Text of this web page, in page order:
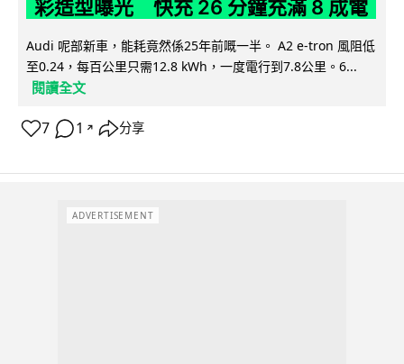
彩造型曝光 快充 26 分鐘充滿 8 成電
Audi 呢部新車，能耗竟然係25年前嘅一半。 A2 e-tron 風阻低
至0.24，每百公里只需12.8 kWh，一度電行到7.8公里。6...
閱讀全文
7 1 ↗ 分享
ADVERTISEMENT